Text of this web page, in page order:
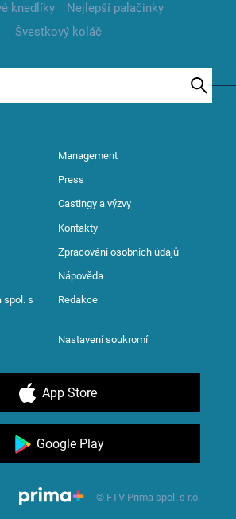
knedlíky
Nejlepší palačinky
Švestkový koláč
Management
Press
Castingy a výzvy
Kontakty
Zpracování osobních údajů
Nápověda
spol. s
Redakce
Nastavení soukromí
App Store
Google Play
© FTV Prima spol. s r.o.